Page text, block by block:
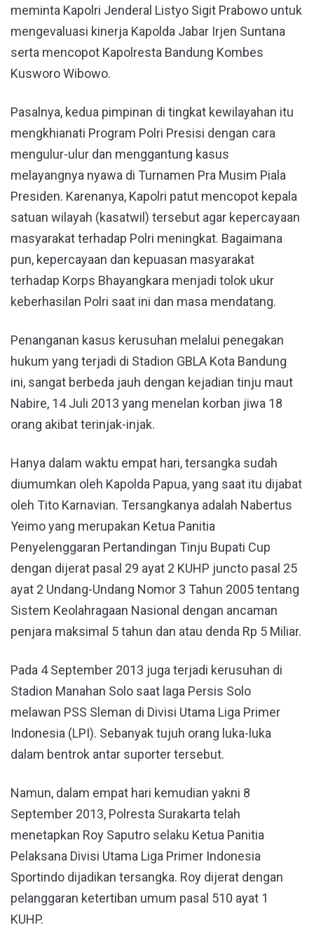
meminta Kapolri Jenderal Listyo Sigit Prabowo untuk
mengevaluasi kinerja Kapolda Jabar Irjen Suntana
serta mencopot Kapolresta Bandung Kombes
Kusworo Wibowo.
Pasalnya, kedua pimpinan di tingkat kewilayahan itu
mengkhianati Program Polri Presisi dengan cara
mengulur-ulur dan menggantung kasus
melayangnya nyawa di Turnamen Pra Musim Piala
Presiden. Karenanya, Kapolri patut mencopot kepala
satuan wilayah (kasatwil) tersebut agar kepercayaan
masyarakat terhadap Polri meningkat. Bagaimana
pun, kepercayaan dan kepuasan masyarakat
terhadap Korps Bhayangkara menjadi tolok ukur
keberhasilan Polri saat ini dan masa mendatang.
Penanganan kasus kerusuhan melalui penegakan
hukum yang terjadi di Stadion GBLA Kota Bandung
ini, sangat berbeda jauh dengan kejadian tinju maut
Nabire, 14 Juli 2013 yang menelan korban jiwa 18
orang akibat terinjak-injak.
Hanya dalam waktu empat hari, tersangka sudah
diumumkan oleh Kapolda Papua, yang saat itu dijabat
oleh Tito Karnavian. Tersangkanya adalah Nabertus
Yeimo yang merupakan Ketua Panitia
Penyelenggaran Pertandingan Tinju Bupati Cup
dengan dijerat pasal 29 ayat 2 KUHP juncto pasal 25
ayat 2 Undang-Undang Nomor 3 Tahun 2005 tentang
Sistem Keolahragaan Nasional dengan ancaman
penjara maksimal 5 tahun dan atau denda Rp 5 Miliar.
Pada 4 September 2013 juga terjadi kerusuhan di
Stadion Manahan Solo saat laga Persis Solo
melawan PSS Sleman di Divisi Utama Liga Primer
Indonesia (LPI). Sebanyak tujuh orang luka-luka
dalam bentrok antar suporter tersebut.
Namun, dalam empat hari kemudian yakni 8
September 2013, Polresta Surakarta telah
menetapkan Roy Saputro selaku Ketua Panitia
Pelaksana Divisi Utama Liga Primer Indonesia
Sportindo dijadikan tersangka. Roy dijerat dengan
pelanggaran ketertiban umum pasal 510 ayat 1
KUHP.